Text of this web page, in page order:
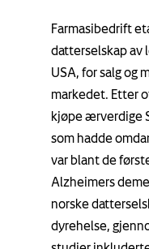
Farmasibedrift
datterselskap av
USA, for salg og
markedet. Etter
kjøpe ærverdige
som hadde
var blant de
Alzheimers
norske
dyrehelse,